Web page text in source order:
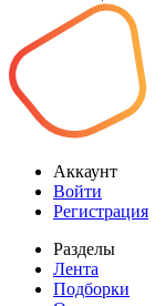
Аккаунт
Войти
Регистрация
Разделы
Лента
Подборки